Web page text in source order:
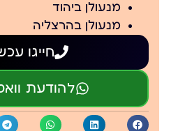
מנעולן ביהוד
מנעולן בהרצליה
חייגו
להודעת